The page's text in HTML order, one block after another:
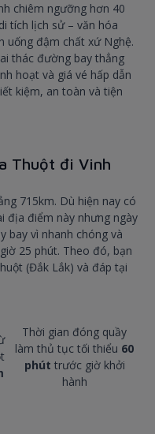
chiêm ngưỡng hơn 40
tích lịch sử – văn hóa
uống đậm chất xứ Nghệ.
thác đường bay thẳng
hoạt và giá vé hấp dẫn
kiệm, an toàn và tiện
Thuột đi Vinh
715km. Dù hiện nay có
địa điểm này nhưng ngày
bay vì nhanh chóng và
25 phút. Theo đó, bạn
(Đắk Lắk) và đáp tại
Thời gian đóng quầy
làm thủ tục tối thiểu 60
phút trước giờ khởi
hành